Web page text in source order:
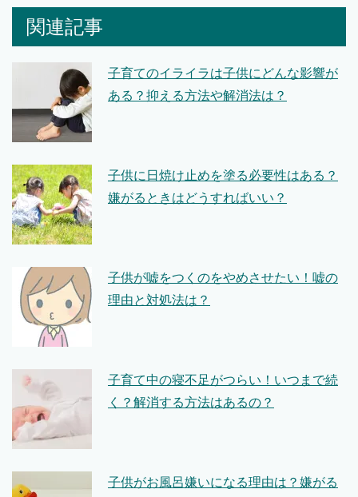
関連記事
子育てのイライラは子供にどんな影響が
ある？抑える方法や解消法は？
子供に日焼け止めを塗る必要性はある？
嫌がるときはどうすればいい？
子供が嘘をつくのをやめさせたい！嘘の
理由と対処法は？
子育て中の寝不足がつらい！いつまで続
く？解消する方法はあるの？
子供がお風呂嫌いになる理由は？嫌がる